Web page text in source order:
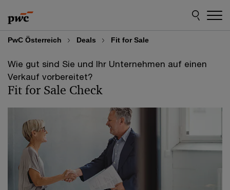
to
content
to
footer
PwC Österreich Deals Fit for Sale
Wie gut sind Sie und Ihr Unternehmen auf einen
Verkauf vorbereitet?
Fit for Sale Check